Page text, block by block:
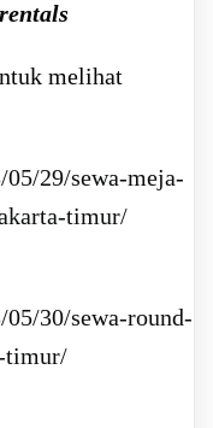
melihat
29/sewa-meja-
timur/
30/sewa-round-
timur/